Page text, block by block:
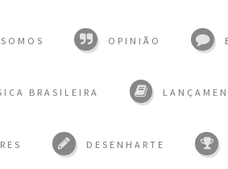
OPINIÃO
BRASILEIRA
DESENHARTE